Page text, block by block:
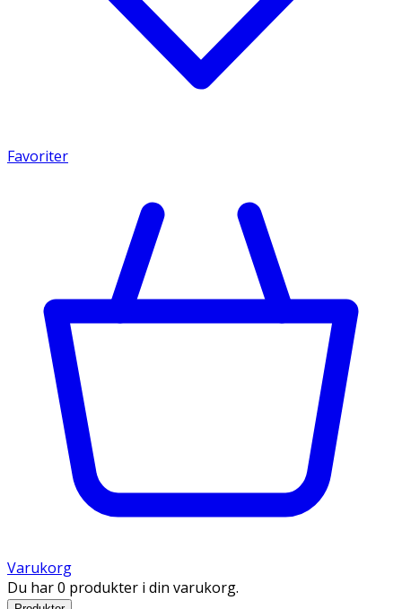
Favoriter
Varukorg
Du har 0 produkter i din varukorg.